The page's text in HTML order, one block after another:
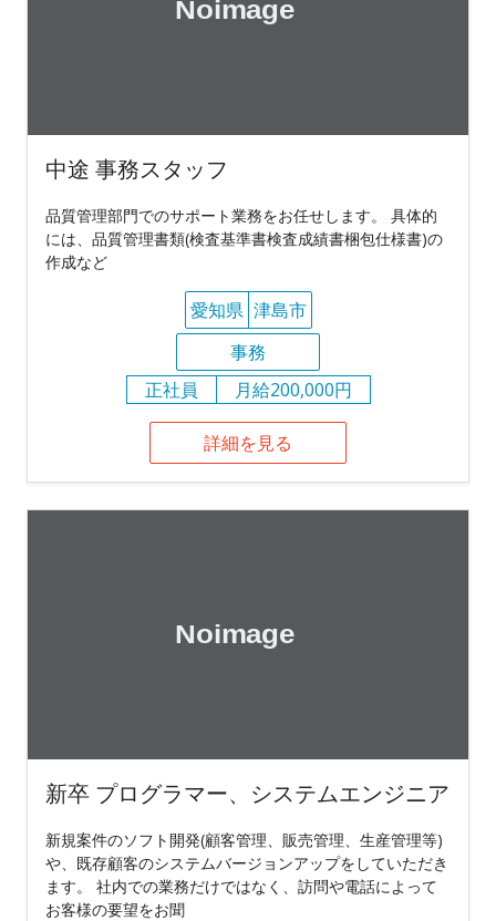
中途 事務スタッフ
品質管理部門でのサポート業務をお任せします。 具体的
には、品質管理書類(検査基準書検査成績書梱包仕様書)の
作成など
愛知県 津島市
事務
正社員
月給200,000円
詳細を見る
新卒 プログラマー、システムエンジニア
新規案件のソフト開発(顧客管理、販売管理、生産管理等)
や、既存顧客のシステムバージョンアップをしていただき
ます。 社内での業務だけではなく、訪問や電話によって
お客様の要望をお聞